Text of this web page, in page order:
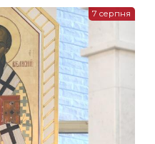
7 серпня